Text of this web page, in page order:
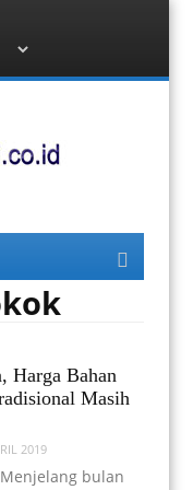
Harga Bahan
Masih
2019
Menjelang bulan